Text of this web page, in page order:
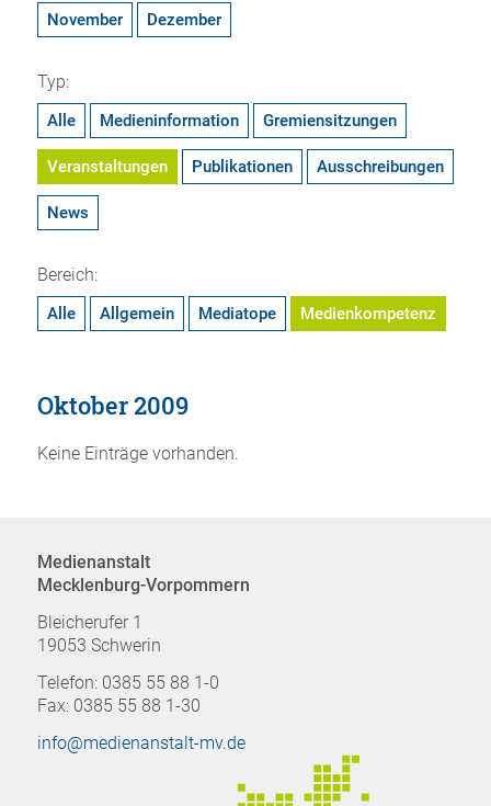
November Dezember
Typ:
Alle Medieninformation Gremiensitzungen
Veranstaltungen Publikationen Ausschreibungen
News
Bereich:
Alle Allgemein Mediatope Medienkompetenz
Oktober 2009
Keine Einträge vorhanden.
Medienanstalt
Mecklenburg-Vorpommern
Bleicherufer 1
19053 Schwerin
Telefon: 0385 55 88 1-0
Fax: 0385 55 88 1-30
info@medienanstalt-mv.de